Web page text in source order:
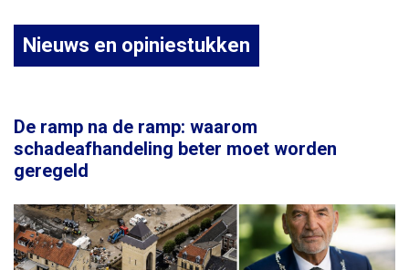
Nieuws en opiniestukken
De ramp na de ramp: waarom
schadeafhandeling beter moet worden
geregeld